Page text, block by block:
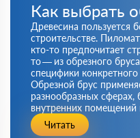
Как выбрать
Древесина пользуется
строительстве.
кто-то предпочитает
то — из обрезного
специфики
Обрезной брус
разнообразных сферах,
внутренних помещений
Читать